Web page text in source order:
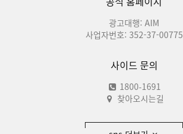
광고대행: AIM
사업자번호: 352-37-00775
사이드 문의
1800-1691
찾아오시는길